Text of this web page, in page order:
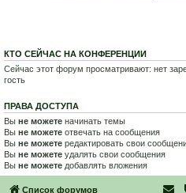
КТО СЕЙЧАС НА КОНФЕРЕНЦИИ
Сейчас этот форум просматривают: нет
гость
ПРАВА ДОСТУПА
Вы не можете начинать темы
Вы не можете отвечать на сообщения
Вы не можете редактировать свои
Вы не можете удалять свои сообщения
Вы не можете добавлять вложения
Список форумов